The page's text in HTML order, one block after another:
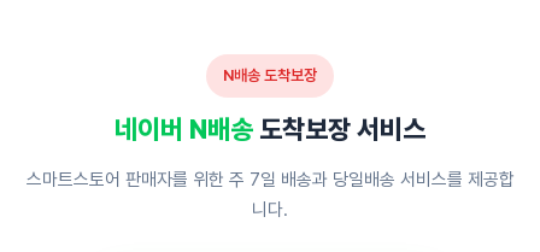
N배송 도착보장
네이버 N배송 도착보장 서비스
스마트스토어 판매자를 위한 주 7일 배송과 당일배송 서비스를 제공합
니다.